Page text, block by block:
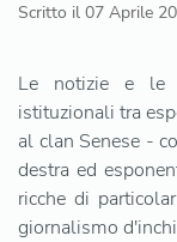
Scritto il 07 Aprile
Le notizie e le
istituzionali tra
al clan Senese -
destra ed
ricche di
giornalismo